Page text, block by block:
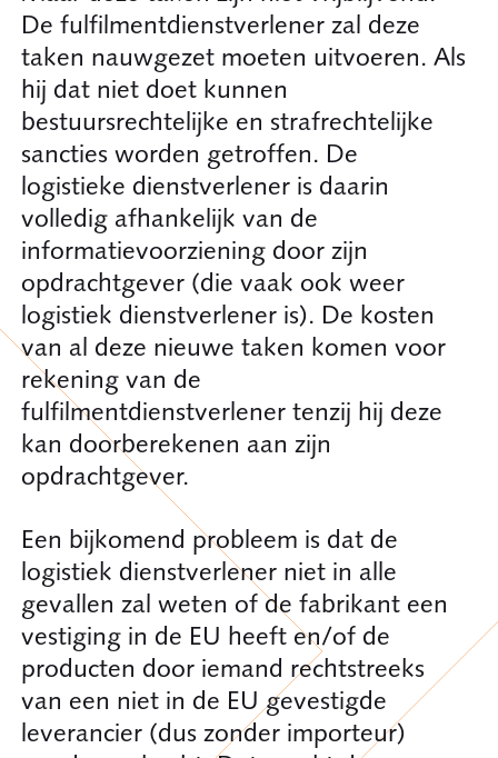
De fulfilmentdienstverlener zal deze
taken nauwgezet moeten uitvoeren. Als
hij dat niet doet kunnen
bestuursrechtelijke en strafrechtelijke
sancties worden getroffen. De
logistieke dienstverlener is daarin
volledig afhankelijk van de
informatievoorziening door zijn
opdrachtgever (die vaak ook weer
logistiek dienstverlener is). De kosten
van al deze nieuwe taken komen voor
rekening van de
fulfilmentdienstverlener tenzij hij deze
kan doorberekenen aan zijn
opdrachtgever.
Een bijkomend probleem is dat de
logistiek dienstverlener niet in alle
gevallen zal weten of de fabrikant een
vestiging in de EU heeft en/of de
producten door iemand rechtstreeks
van een niet in de EU gevestigde
leverancier (dus zonder importeur)